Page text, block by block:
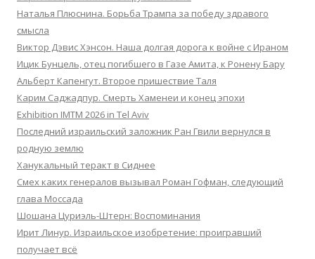
Наталья Плюснина. Борьба Трампа за победу здравого
смысла
Виктор Дэвис Хэнсон. Наша долгая дорога к войне с Ираном
Ицик Бунцель, отец погибшего в Газе Амита, к Ронену Бару
Альберт Капенгут. Второе пришествие Таля
Карим Саджадпур. Смерть Хаменеи и конец эпохи
Exhibition IMTM 2026 in Tel Aviv
Последний израильский заложник Ран Гвили вернулся в
родную землю
Ханукальный теракт в Сиднее
Смех каких генералов вызывал Роман Гофман, следующий
глава Моссада
Шошана Цуриэль-Штерн: Воспоминания
Ирит Линур. Израильское изобретение: проигравший
получает всё